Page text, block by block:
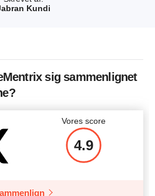
Kundi
sig sammenlignet
Vores score
4.9